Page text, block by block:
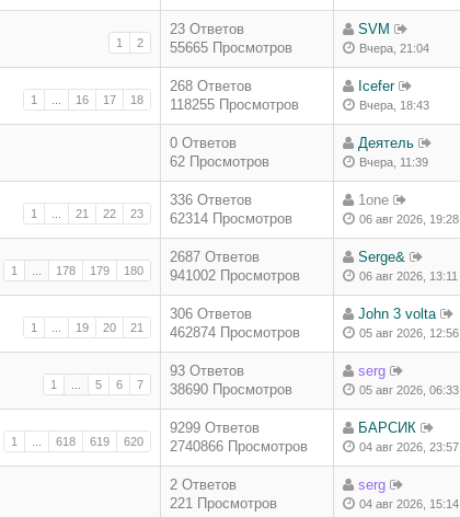
1 2
23 Ответов
55665 Просмотров
SVM
Вчера, 21:04
1 16 17 18
268 Ответов
118255 Просмотров
Icefer
Вчера, 18:43
0 Ответов
62 Просмотров
Деятель
Вчера, 11:39
1 21 22 23
336 Ответов
62314 Просмотров
1one
06 авг 2026, 19:28
1 178 179 180
2687 Ответов
941002 Просмотров
Serge&
06 авг 2026, 13:11
1 19 20 21
306 Ответов
462874 Просмотров
John 3 volta
05 авг 2026, 12:56
1 5 6 7
93 Ответов
38690 Просмотров
serg
05 авг 2026, 06:33
1 618 619 620
9299 Ответов
2740866 Просмотров
БАРСИК
04 авг 2026, 23:57
2 Ответов
221 Просмотров
serg
04 авг 2026, 15:14